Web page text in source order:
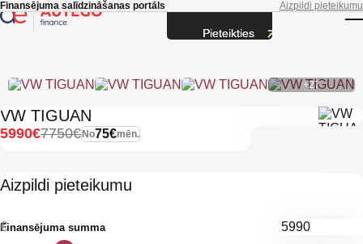
Skip to main content
Finansējuma salīdzināšanas portāls Aizpildi pieteikumu
+27
VW TIGUAN
No75€mēn.
7750€
5990€
Aizpildi pieteikumu
Finansējuma summa
€